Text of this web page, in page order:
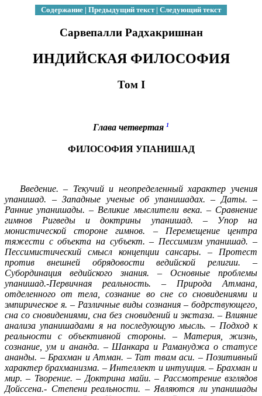
Содержание | Предыдущий текст| Следующий текст
Сарвепалли Радхакришнан
ИНДИЙСКАЯ ФИЛОСОФИЯ
Том I
Глава четвертая 1
ФИЛОСОФИЯ УПАНИШАД
Введение. – Текучий и неопределенный характер учения
упанишад. – Западные ученые об упанишадах. – Даты. –
Ранние упанишады. – Великие мыслители века. – Сравнение
гимнов Ригведы и доктрины упанишад. – Упор на
монистической стороне гимнов. – Перемещение центра
тяжести с объекта на субъект. – Пессимизм упанишад. –
Пессимистический смысл концепции сансары. – Протест
против внешней обрядовости ведийской религии. –
Субординация ведийского знания. – Основные проблемы
упанишад.-Первичная реальность. – Природа Атмана,
отделенного от тела, сознание во сне со сновидениями и
эмпирическое я. – Различные виды сознания – бодрствующего,
сна со сновидениями, сна без сновидений и экстаза. – Влияние
анализа упанишадами я на последующую мысль. – Подход к
реальности с объективной стороны. – Материя, жизнь,
сознание, ум и ананда. – Шанкара и Рамануджа о статусе
ананды. – Брахман и Атман. – Тат твам аси. – Позитивный
характер брахманизма. – Интеллект и интуиция. – Брахман и
мир. – Творение. – Доктрина майи. – Рассмотрение взглядов
Дойссена.- Степени реальности. – Являются ли упанишады